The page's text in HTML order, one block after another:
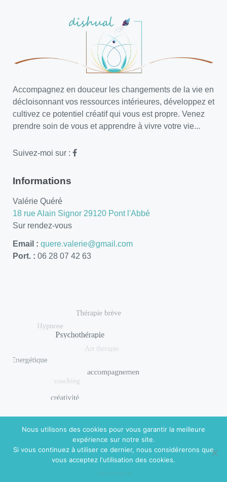
Accompagnez en douceur les changements de la vie en
décloisonnant vos ressources intérieures, développez et
cultivez ce potentiel créatif qui vous est propre. Venez
prendre soin de vous et apprendre à vivre votre vie...
Suivez-moi sur :
Informations
Valérie Quéré
18 rue Alain Signor 29120 Pont l'Abbé
Sur rendez-vous
Email : quere.valerie@gmail.com
Port. : 06 28 07 42 63
© 2018 DISHUAL. Réalisé parVirginie Guidal
Mentions
Nous utilisons des cookies pour vous garantir la meilleure
expérience sur notre site.
Si vous continuez à utiliser ce dernier, nous considérerons que
vous acceptez l'utilisation des cookies.